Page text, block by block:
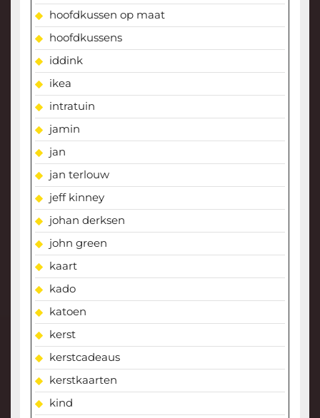
hoofdkussen op maat
hoofdkussens
iddink
ikea
intratuin
jamin
jan
jan terlouw
jeff kinney
johan derksen
john green
kaart
kado
katoen
kerst
kerstcadeaus
kerstkaarten
kind